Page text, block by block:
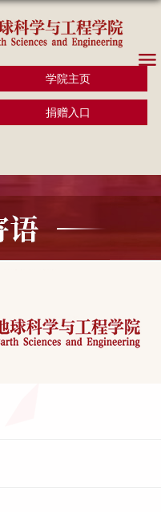
学院主页
捐赠入口